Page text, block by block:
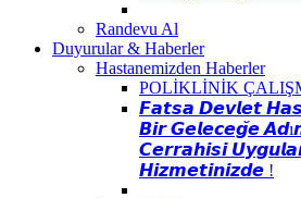
Randevu Al
Duyurular & Haberler
Hastanemizden Haberler
POLİKLİNİK
𝙁𝙖𝙩𝙨𝙖 𝘿𝙚𝙫𝙡𝙚𝙩
𝘽𝙞𝙧 𝙂𝙚𝙡𝙚𝙘𝙚𝙜̆𝙚
𝘾𝙚𝙧𝙧𝙖𝙝𝙞𝙨𝙞
𝙃𝙞𝙯𝙢𝙚𝙩𝙞𝙣𝙞𝙯𝙙𝙚 !